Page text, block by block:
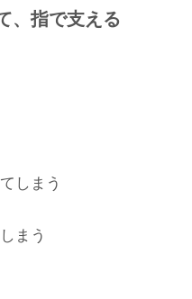
、指で支える
しまう
まう